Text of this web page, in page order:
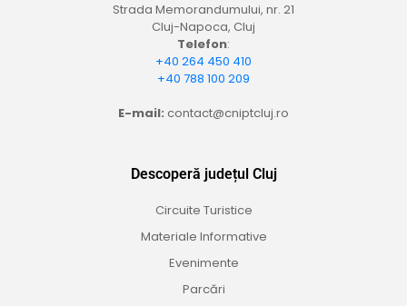
Strada Memorandumului, nr. 21
Cluj-Napoca, Cluj
Telefon:
+40 264 450 410
+40 788 100 209
E-mail: contact@cniptcluj.ro
Descoperă județul Cluj
Circuite Turistice
Materiale Informative
Evenimente
Parcări